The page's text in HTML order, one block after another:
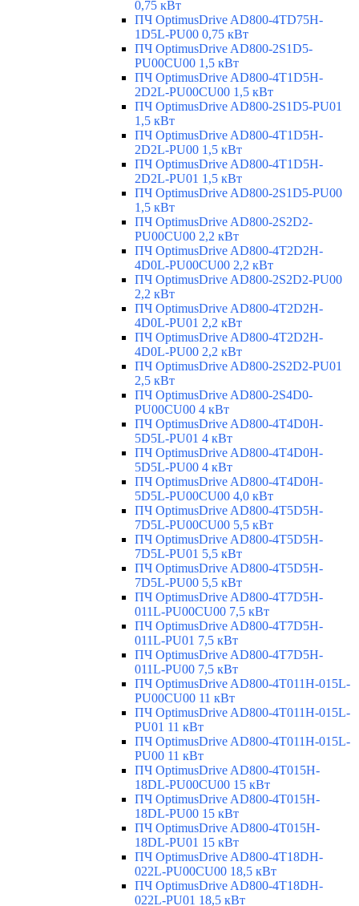
0,75 кВт
ПЧ OptimusDrive AD800-4TD75H-
1D5L-PU00 0,75 кВт
ПЧ OptimusDrive AD800-2S1D5-
PU00CU00 1,5 кВт
ПЧ OptimusDrive AD800-4T1D5H-
2D2L-PU00CU00 1,5 кВт
ПЧ OptimusDrive AD800-2S1D5-PU01
1,5 кВт
ПЧ OptimusDrive AD800-4T1D5H-
2D2L-PU00 1,5 кВт
ПЧ OptimusDrive AD800-4T1D5H-
2D2L-PU01 1,5 кВт
ПЧ OptimusDrive AD800-2S1D5-PU00
1,5 кВт
ПЧ OptimusDrive AD800-2S2D2-
PU00CU00 2,2 кВт
ПЧ OptimusDrive AD800-4T2D2H-
4D0L-PU00CU00 2,2 кВт
ПЧ OptimusDrive AD800-2S2D2-PU00
2,2 кВт
ПЧ OptimusDrive AD800-4T2D2H-
4D0L-PU01 2,2 кВт
ПЧ OptimusDrive AD800-4T2D2H-
4D0L-PU00 2,2 кВт
ПЧ OptimusDrive AD800-2S2D2-PU01
2,5 кВт
ПЧ OptimusDrive AD800-2S4D0-
PU00CU00 4 кВт
ПЧ OptimusDrive AD800-4T4D0H-
5D5L-PU01 4 кВт
ПЧ OptimusDrive AD800-4T4D0H-
5D5L-PU00 4 кВт
ПЧ OptimusDrive AD800-4T4D0H-
5D5L-PU00CU00 4,0 кВт
ПЧ OptimusDrive AD800-4T5D5H-
7D5L-PU00CU00 5,5 кВт
ПЧ OptimusDrive AD800-4T5D5H-
7D5L-PU01 5,5 кВт
ПЧ OptimusDrive AD800-4T5D5H-
7D5L-PU00 5,5 кВт
ПЧ OptimusDrive AD800-4T7D5H-
011L-PU00CU00 7,5 кВт
ПЧ OptimusDrive AD800-4T7D5H-
011L-PU01 7,5 кВт
ПЧ OptimusDrive AD800-4T7D5H-
011L-PU00 7,5 кВт
ПЧ OptimusDrive AD800-4T011H-015L-
PU00CU00 11 кВт
ПЧ OptimusDrive AD800-4T011H-015L-
PU01 11 кВт
ПЧ OptimusDrive AD800-4T011H-015L-
PU00 11 кВт
ПЧ OptimusDrive AD800-4T015H-
18DL-PU00CU00 15 кВт
ПЧ OptimusDrive AD800-4T015H-
18DL-PU00 15 кВт
ПЧ OptimusDrive AD800-4T015H-
18DL-PU01 15 кВт
ПЧ OptimusDrive AD800-4T18DH-
022L-PU00CU00 18,5 кВт
ПЧ OptimusDrive AD800-4T18DH-
022L-PU01 18,5 кВт